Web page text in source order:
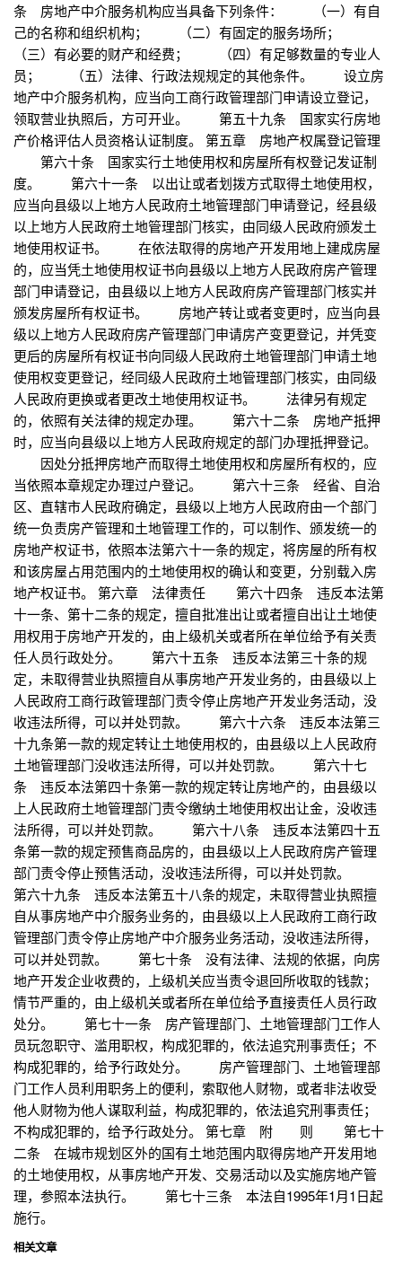
条 房地产中介服务机构应当具备下列条件： （一）有自
己的名称和组织机构； （二）有固定的服务场所；
（三）有必要的财产和经费； （四）有足够数量的专业人
员； （五）法律、行政法规规定的其他条件。 设立房
地产中介服务机构，应当向工商行政管理部门申请设立登记，
领取营业执照后，方可开业。 第五十九条 国家实行房地
产价格评估人员资格认证制度。 第五章 房地产权属登记管理
第六十条 国家实行土地使用权和房屋所有权登记发证制
度。 第六十一条 以出让或者划拨方式取得土地使用权，
应当向县级以上地方人民政府土地管理部门申请登记，经县级
以上地方人民政府土地管理部门核实，由同级人民政府颁发土
地使用权证书。 在依法取得的房地产开发用地上建成房屋
的，应当凭土地使用权证书向县级以上地方人民政府房产管理
部门申请登记，由县级以上地方人民政府房产管理部门核实并
颁发房屋所有权证书。 房地产转让或者变更时，应当向县
级以上地方人民政府房产管理部门申请房产变更登记，并凭变
更后的房屋所有权证书向同级人民政府土地管理部门申请土地
使用权变更登记，经同级人民政府土地管理部门核实，由同级
人民政府更换或者更改土地使用权证书。 法律另有规定
的，依照有关法律的规定办理。 第六十二条 房地产抵押
时，应当向县级以上地方人民政府规定的部门办理抵押登记。
因处分抵押房地产而取得土地使用权和房屋所有权的，应
当依照本章规定办理过户登记。 第六十三条 经省、自治
区、直辖市人民政府确定，县级以上地方人民政府由一个部门
统一负责房产管理和土地管理工作的，可以制作、颁发统一的
房地产权证书，依照本法第六十一条的规定，将房屋的所有权
和该房屋占用范围内的土地使用权的确认和变更，分别载入房
地产权证书。 第六章 法律责任 第六十四条 违反本法第
十一条、第十二条的规定，擅自批准出让或者擅自出让土地使
用权用于房地产开发的，由上级机关或者所在单位给予有关责
任人员行政处分。 第六十五条 违反本法第三十条的规
定，未取得营业执照擅自从事房地产开发业务的，由县级以上
人民政府工商行政管理部门责令停止房地产开发业务活动，没
收违法所得，可以并处罚款。 第六十六条 违反本法第三
十九条第一款的规定转让土地使用权的，由县级以上人民政府
土地管理部门没收违法所得，可以并处罚款。 第六十七
条 违反本法第四十条第一款的规定转让房地产的，由县级以
上人民政府土地管理部门责令缴纳土地使用权出让金，没收违
法所得，可以并处罚款。 第六十八条 违反本法第四十五
条第一款的规定预售商品房的，由县级以上人民政府房产管理
部门责令停止预售活动，没收违法所得，可以并处罚款。
第六十九条 违反本法第五十八条的规定，未取得营业执照擅
自从事房地产中介服务业务的，由县级以上人民政府工商行政
管理部门责令停止房地产中介服务业务活动，没收违法所得，
可以并处罚款。 第七十条 没有法律、法规的依据，向房
地产开发企业收费的，上级机关应当责令退回所收取的钱款；
情节严重的，由上级机关或者所在单位给予直接责任人员行政
处分。 第七十一条 房产管理部门、土地管理部门工作人
员玩忽职守、滥用职权，构成犯罪的，依法追究刑事责任；不
构成犯罪的，给予行政处分。 房产管理部门、土地管理部
门工作人员利用职务上的便利，索取他人财物，或者非法收受
他人财物为他人谋取利益，构成犯罪的，依法追究刑事责任；
不构成犯罪的，给予行政处分。 第七章 附 则 第七十
二条 在城市规划区外的国有土地范围内取得房地产开发用地
的土地使用权，从事房地产开发、交易活动以及实施房地产管
理，参照本法执行。 第七十三条 本法自1995年1月1日起
施行。
相关文章